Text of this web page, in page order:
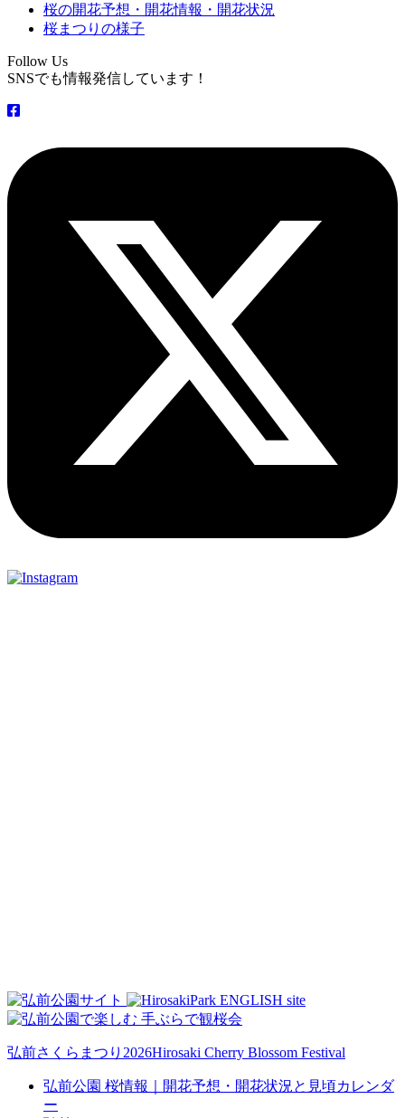
桜の開花予想・開花情報・開花状況
桜まつりの様子
Follow Us
SNSでも情報発信しています！
弘前さくらまつり2026Hirosaki Cherry Blossom Festival
弘前公園 桜情報｜開花予想・開花状況と見頃カレンダ
ー